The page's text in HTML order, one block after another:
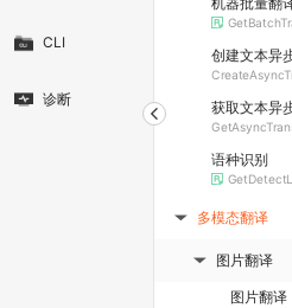
CLI
诊断
创建文本异
获取文本异
语种识别
▶ 多模态翻译
▶ 图片翻译
图片翻译